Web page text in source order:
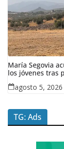
María Segovia
los jóvenes tras
ninguna en siete
agosto 5, 2026
TG: Ads